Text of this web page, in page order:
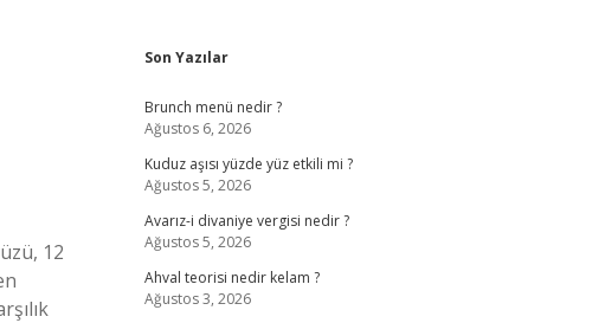
12
Sidebar
Son Yazılar
Brunch menü nedir ?
Ağustos 6, 2026
Kuduz aşısı yüzde yüz etkili mi ?
Ağustos 5, 2026
Avarız-i divaniye vergisi nedir ?
Ağustos 5, 2026
Ahval teorisi nedir kelam ?
Ağustos 3, 2026